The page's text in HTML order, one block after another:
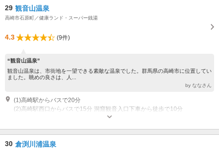
29 観音山温泉
高崎市石原町／健康ランド・スーパー銭湯
4.3 (9件)
“観音山温泉”
観音山温泉は、市街地を一望できる素敵な温泉でした。群馬県の高崎市に位置してい
ました。眺めの良さは、人...
by ななさん
(1)高崎駅からバスで20分
(2)高崎駅西口からバスで15分 洞窟観音入口下車から徒歩で10分
30 倉渕川浦温泉